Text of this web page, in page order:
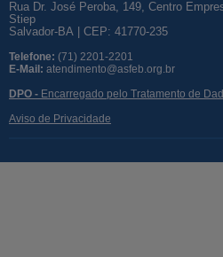
Rua Dr. José Peroba, 149, Centro
Stiep
Salvador-BA | CEP: 41770-235
Telefone: (71) 2201-2201
E-Mail: atendimento@asfeb.org.br
DPO - Encarregado pelo Tratamento de
Aviso de Privacidade